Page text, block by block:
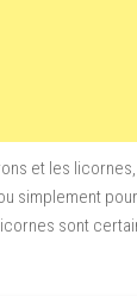
et les
simplement
sont